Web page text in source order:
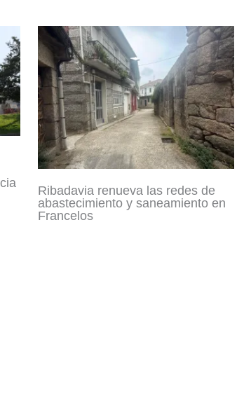
Ribadavia renueva las redes de
abastecimiento y saneamiento en
Francelos